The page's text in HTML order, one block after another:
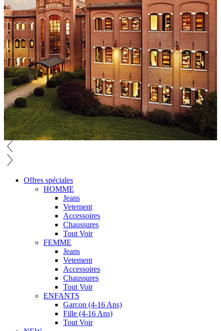
Offres spéciales
HOMME
Jeans
Vetement
Accessoires
Chaussures
Tout Voir
FEMME
Jeans
Vetement
Accessoires
Chaussures
Tout Voir
ENFANTS
Garcon (4-16 Ans)
Fille (4-16 Ans)
Tout Voir